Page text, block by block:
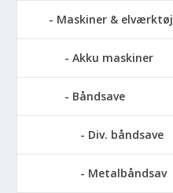
Maskiner & elværktøj
Akku maskiner
Båndsave
Div. båndsave
Metalbåndsav